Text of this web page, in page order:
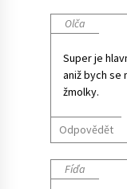
Olča
Super je
aniž bych se
žmolky.
Odpovědět
Fíďa